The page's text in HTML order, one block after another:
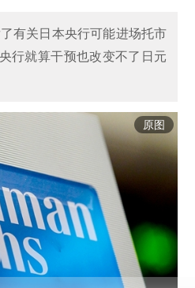
有关日本央行可能进场托市
行就算干预也改变不了日元
原图